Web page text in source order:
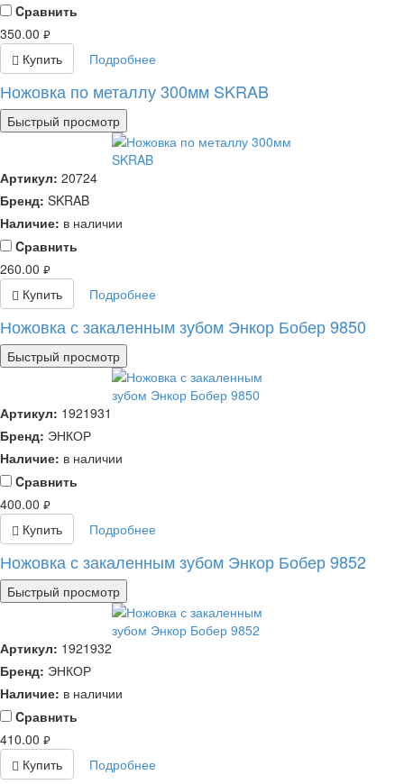
Cравнить
350.00 руб.
Купить Подробнее
Ножовка по металлу 300мм SKRAB
Быстрый просмотр
Артикул: 20724
Бренд: SKRAB
Наличие: в наличии
Cравнить
260.00 руб.
Купить Подробнее
Ножовка с закаленным зубом Энкор Бобер 9850
Быстрый просмотр
Артикул: 1921931
Бренд: ЭНКОР
Наличие: в наличии
Cравнить
400.00 руб.
Купить Подробнее
Ножовка с закаленным зубом Энкор Бобер 9852
Быстрый просмотр
Артикул: 1921932
Бренд: ЭНКОР
Наличие: в наличии
Cравнить
410.00 руб.
Купить Подробнее